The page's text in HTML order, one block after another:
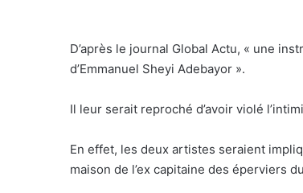
D’après le journal Global Actu, « une
d’Emmanuel Sheyi Adebayor ».
Il leur serait reproché d’avoir violé
En effet, les deux artistes seraient
maison de l’ex capitaine des éperviers